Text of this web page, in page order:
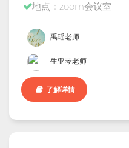
地点：zoom会议室
禹瑶老师
生亚琴老师
了解详情